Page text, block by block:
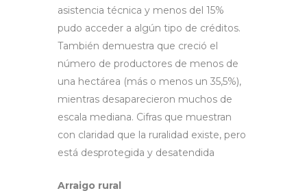
asistencia técnica y menos del 15%
pudo acceder a algún tipo de créditos.
También demuestra que creció el
número de productores de menos de
una hectárea (más o menos un 35,5%),
mientras desaparecieron muchos de
escala mediana. Cifras que muestran
con claridad que la ruralidad existe, pero
está desprotegida y desatendida
Arraigo rural